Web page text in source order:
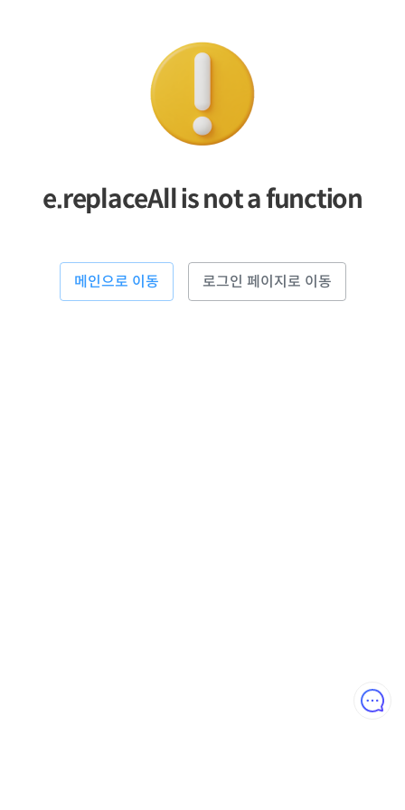
e.replaceAll is not a function
메인으로 이동 로그인 페이지로 이동